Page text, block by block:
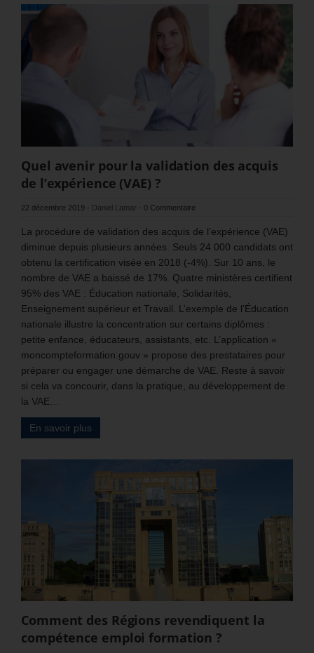
Quel avenir pour la validation des acquis
de l’expérience (VAE) ?
22 décembre 2019 - Daniel Lamar - 0 Commentaire
La procédure de validation des acquis de l’expérience (VAE)
diminue depuis plusieurs années. Seuls 24 000 candidats ont
obtenu la certification visée en 2018 (-4%). Sur 10 ans, le
nombre de VAE a baissé de 17%. Quatre ministères certifient
95% des VAE : Éducation nationale, Solidarités,
Enseignement supérieur et Travail. L’exemple de l’Éducation
nationale illustre la concentration sur certains diplômes :
petite enfance, éducateurs, assistants, etc. L’application «
moncompteformation.gouv » propose des prestataires pour
préparer ou engager une démarche de VAE. Reste à savoir
si cela va concourir, dans la pratique, au développement de
la VAE…
En savoir plus
Comment des Régions revendiquent la
compétence emploi formation ?